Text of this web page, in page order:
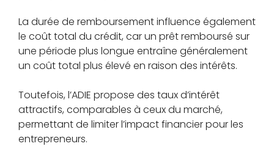
La durée de remboursement influence également
le coût total du crédit, car un prêt remboursé sur
une période plus longue entraîne généralement
un coût total plus élevé en raison des intérêts.
Toutefois, l’ADIE propose des taux d’intérêt
attractifs, comparables à ceux du marché,
permettant de limiter l’impact financier pour les
entrepreneurs.